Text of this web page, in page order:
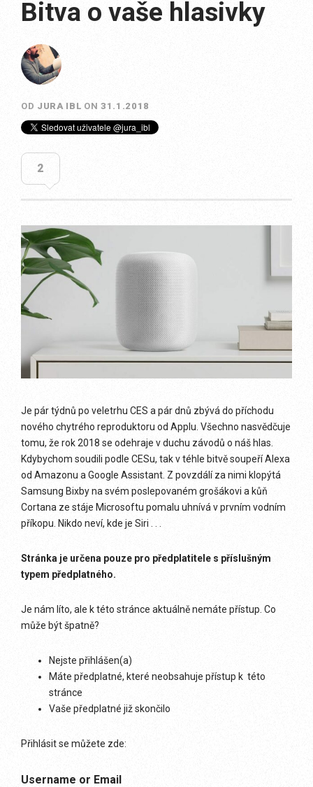
Bitva o vaše hlasivky
OD JURA IBL ON31.1.2018
2
Je pár týdnů po veletrhu CES a pár dnů zbývá do příchodu
nového chytrého reproduktoru od Applu. Všechno nasvědčuje
tomu, že rok 2018 se odehraje v duchu závodů o náš hlas.
Kdybychom soudili podle CESu, tak v téhle bitvě soupeří Alexa
od Amazonu a Google Assistant. Z povzdálí za nimi klopýtá
Samsung Bixby na svém poslepovaném grošákovi a kůň
Cortana ze stáje Microsoftu pomalu uhnívá v prvním vodním
příkopu. Nikdo neví, kde je Siri . . .
Stránka je určena pouze pro předplatitele s příslušným
typem předplatného.
Je nám líto, ale k této stránce aktuálně nemáte přístup. Co
může být špatně?
Nejste přihlášen(a)
Máte předplatné, které neobsahuje přístup k této
stránce
Vaše předplatné již skončilo
Přihlásit se můžete zde:
Username or Email